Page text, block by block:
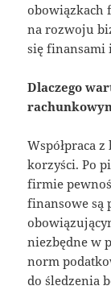
obowiązkach
na rozwoju
się finansami
Dlaczego
Współpraca
korzyści. Po
firmie
finansowe są
niezbędne w
norm
do śledzenia